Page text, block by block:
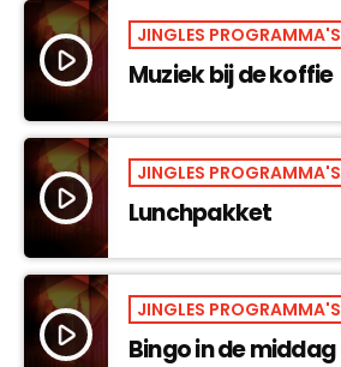
play_arrow
JINGLES PROGRAMMA'S
Muziek bij de koffie
play_arrow
JINGLES PROGRAMMA'S
Lunchpakket
play_arrow
JINGLES PROGRAMMA'S
Bingo in de middag